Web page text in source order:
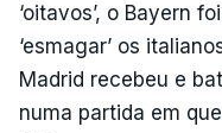
‘oitavos’, o Bayern
‘esmagar’ os
Madrid recebeu e
numa partida em